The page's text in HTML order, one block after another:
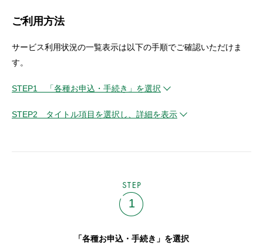
ご利用方法
サービス利用状況の一覧表示は以下の手順でご確認いただけま
す。
STEP1 「各種お申込・手続き」を選択
STEP2 タイトル項目を選択し、詳細を表示
1
「各種お申込・手続き」を選択